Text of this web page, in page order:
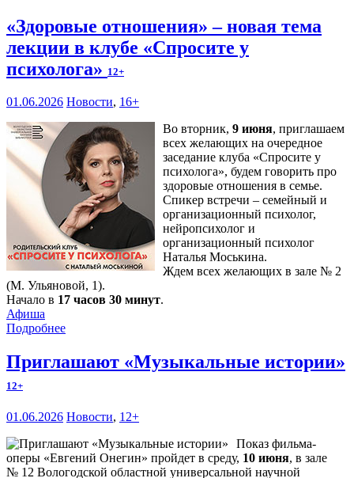
«Здоровые отношения» – новая тема
лекции в клубе «Спросите у
психолога» 12+
01.06.2026 Новости, 16+
Во вторник, 9 июня, приглашаем
всех желающих на очередное
заседание клуба «Спросите у
психолога», будем говорить про
здоровые отношения в семье.
Спикер встречи – семейный и
организационный психолог,
нейропсихолог и
организационный психолог
Наталья Моськина.
Ждем всех желающих в зале № 2
(М. Ульяновой, 1).
Начало в 17 часов 30 минут.
Афиша
Подробнее
Приглашают «Музыкальные истории»
12+
01.06.2026 Новости, 12+
Показ фильма-
оперы «Евгений Онегин» пройдет в среду, 10 июня, в зале
№ 12 Вологодской областной универсальной научной